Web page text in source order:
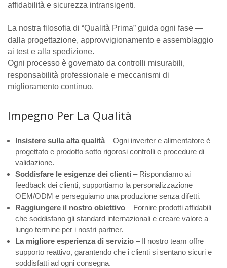
affidabilità e sicurezza intransigenti.
La nostra filosofia di “Qualità Prima” guida ogni fase —
dalla progettazione, approvvigionamento e assemblaggio
ai test e alla spedizione.
Ogni processo è governato da controlli misurabili,
responsabilità professionale e meccanismi di
miglioramento continuo.
Impegno Per La Qualità
Insistere sulla alta qualità – Ogni inverter e alimentatore è
progettato e prodotto sotto rigorosi controlli e procedure di
validazione.
Soddisfare le esigenze dei clienti – Rispondiamo ai
feedback dei clienti, supportiamo la personalizzazione
OEM/ODM e perseguiamo una produzione senza difetti.
Raggiungere il nostro obiettivo – Fornire prodotti affidabili
che soddisfano gli standard internazionali e creare valore a
lungo termine per i nostri partner.
La migliore esperienza di servizio – Il nostro team offre
supporto reattivo, garantendo che i clienti si sentano sicuri e
soddisfatti ad ogni consegna.